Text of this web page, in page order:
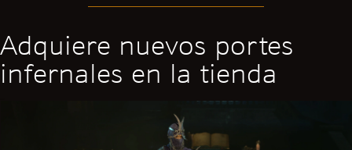
Adquiere nuevos portes
infernales en la tienda